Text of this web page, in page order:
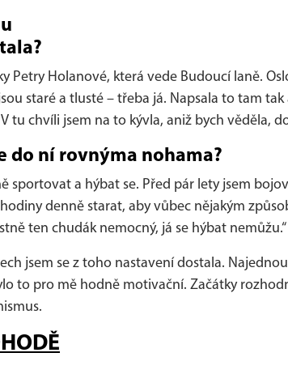
Petry Holanové, která vede Budoucí laně.
staré a tlusté – třeba já. Napsala to tam
tu chvíli jsem na to kývla, aniž bych věděla,
do ní rovnýma nohama?
sportovat a hýbat se. Před pár lety jsem
denně starat, aby vůbec nějakým
ten chudák nemocný, já se hýbat nemůžu.“
jsem se z toho nastavení dostala.
to pro mě hodně motivační. Začátky